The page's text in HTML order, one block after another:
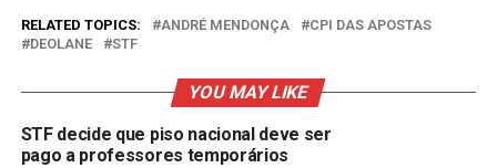
RELATED TOPICS: ANDRÉ MENDONÇA
CPI DAS APOSTAS
DEOLANE
STF
YOU MAY LIKE
STF decide que piso nacional deve ser
pago a professores temporários